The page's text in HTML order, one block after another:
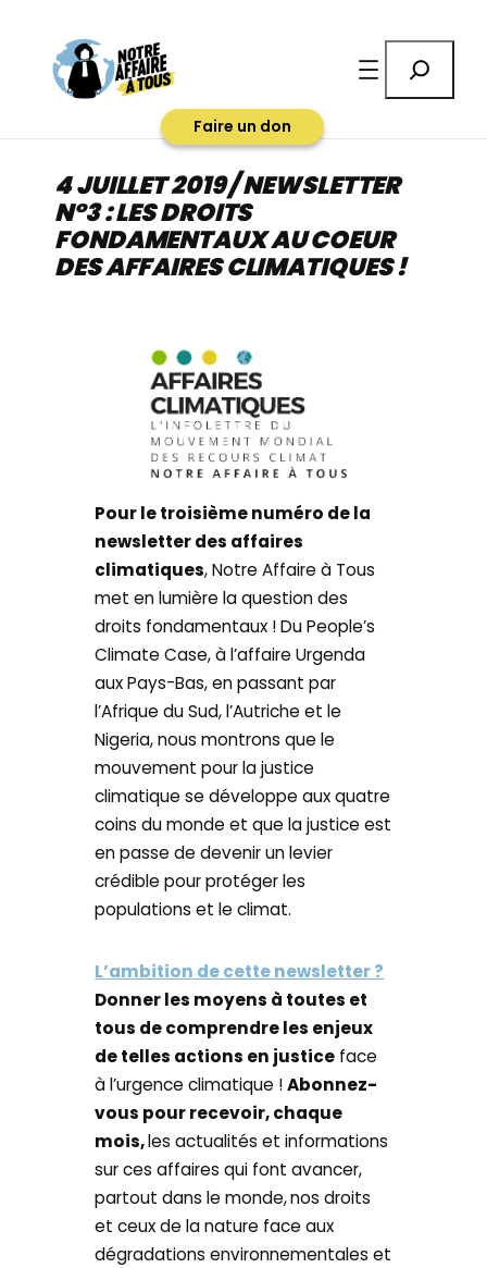
contenu
Faire un don
4 JUILLET 2019 / NEWSLETTER
N°3 : LES DROITS
FONDAMENTAUX AU COEUR
DES AFFAIRES CLIMATIQUES !
Pour le troisième numéro de la
newsletter des affaires
climatiques, Notre Affaire à Tous
met en lumière la question des
droits fondamentaux ! Du People’s
Climate Case, à l’affaire Urgenda
aux Pays-Bas, en passant par
l’Afrique du Sud, l’Autriche et le
Nigeria, nous montrons que le
mouvement pour la justice
climatique se développe aux quatre
coins du monde et que la justice est
en passe de devenir un levier
crédible pour protéger les
populations et le climat.
L’ambition de cette newsletter ?
Donner les moyens à toutes et
tous de comprendre les enjeux
de telles actions en justice face
à l’urgence climatique !Abonnez-
vous pour recevoir, chaque
mois,les actualités et informations
sur ces affaires qui font avancer,
partout dans le monde,nos droits
et ceux de la nature face aux
dégradations environnementales et